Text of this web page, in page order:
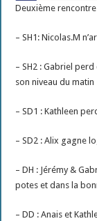
Deuxième
– SH1: Nicolas.M
– SH2 : Gabriel
son niveau du matin
– SD1 : Kathleen
– SD2 : Alix gagne
– DH : Jérémy &
potes et dans la
– DD : Anais et